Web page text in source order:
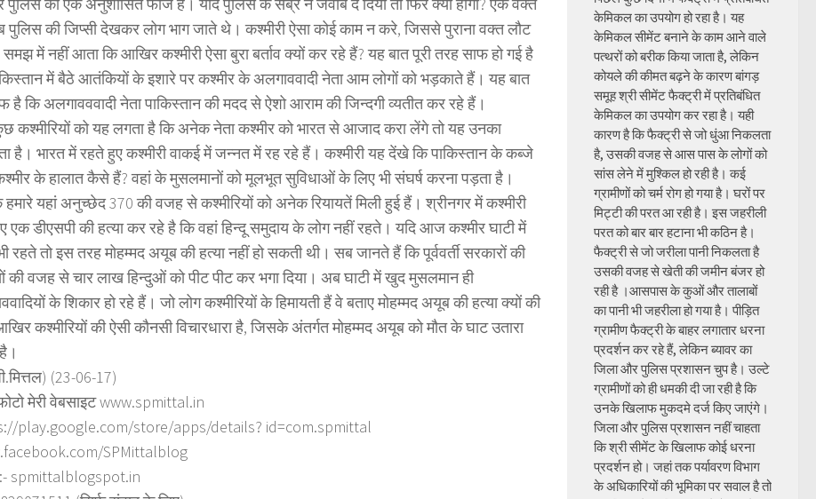
पुलिस की जिप्सी देखकर लोग भाग जाते थे। कश्मीरी ऐसा कोई काम न करे, जिससे पुराना वक्त लौट
में नहीं आता कि आखिर कश्मीरी ऐसा बुरा बर्ताव क्यों कर रहे हैं? यह बात पूरी तरह साफ हो गई है
में बैठे आतंकियों के इशारे पर कश्मीर के अलगाववादी नेता आम लोगों को भड़काते हैं। यह बात
है कि अलगावववादी नेता पाकिस्तान की मदद से ऐशो आराम की जिन्दगी व्यतीत कर रहे हैं।
कश्मीरियों को यह लगता है कि अनेक नेता कश्मीर को भारत से आजाद करा लेंगे तो यह उनका
है। भारत में रहते हुए कश्मीरी वाकई में जन्नत में रह रहे हैं। कश्मीरी यह देंखे कि पाकिस्तान के कब्जे
के हालात कैसे हैं? वहां के मुसलमानों को मूलभूत सुविधाओं के लिए भी संघर्ष करना पड़ता है।
यहां अनुच्छेद 370 की वजह से कश्मीरियों को अनेक रियायतें मिली हुई हैं। श्रीनगर में कश्मीरी
एक डीएसपी की हत्या कर रहे है कि वहां हिन्दू समुदाय के लोग नहीं रहते। यदि आज कश्मीर घाटी में
रहते तो इस तरह मोहम्मद अयूब की हत्या नहीं हो सकती थी। सब जानते हैं कि पूर्ववर्ती सरकारों की
की वजह से चार लाख हिन्दुओं को पीट पीट कर भगा दिया। अब घाटी में खुद मुसलमान ही
के शिकार हो रहे हैं। जो लोग कश्मीरियों के हिमायती हैं वे बताए मोहम्मद अयूब की हत्या क्यों की
कश्मीरियों की ऐसी कौनसी विचारधारा है, जिसके अंतर्गत मोहम्मद अयूब को मौत के घाट उतारा
(23-06-17)
मेरी वेबसाइट www.spmittal.in
play.google.com/store/apps/details? id=com.spmittal
SPMittalblog
spmittalblogspot.in
केमिकल का उपयोग हो रहा है। यह
केमिकल सीमेंट बनाने के काम आने वाले
पत्थरों को बरीक किया जाता है, लेकिन
कोयले की कीमत बढ़ने के कारण बांगड़
समूह श्री सीमेंट फैक्ट्री में प्रतिबंधित
केमिकल का उपयोग कर रहा है। यही
कारण है कि फैक्ट्री से जो धुंआ निकलता
है, उसकी वजह से आस पास के लोगों को
सांस लेने में मुश्किल हो रही है। कई
ग्रामीणों को चर्म रोग हो गया है। घरों पर
मिट्टी की परत आ रही है। इस जहरीली
परत को बार बार हटाना भी कठिन है।
फैक्ट्री से जो जरीला पानी निकलता है
उसकी वजह से खेती की जमीन बंजर हो
रही है ।आसपास के कुओं और तालाबों
का पानी भी जहरीला हो गया है। पीड़ित
ग्रामीण फैक्ट्री के बाहर लगातार धरना
प्रदर्शन कर रहे हैं, लेकिन ब्यावर का
जिला और पुलिस प्रशासन चुप है। उल्टे
ग्रामीणों को ही धमकी दी जा रही है कि
उनके खिलाफ मुकदमे दर्ज किए जाएंगे।
जिला और पुलिस प्रशासन नहीं चाहता
कि श्री सीमेंट के खिलाफ कोई धरना
प्रदर्शन हो। जहां तक पर्यावरण विभाग
के अधिकारियों की भूमिका पर सवाल है तो